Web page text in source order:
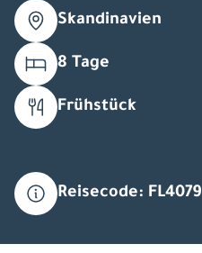
Skandinavien
8 Tage
Frühstück
Reisecode: FL4079